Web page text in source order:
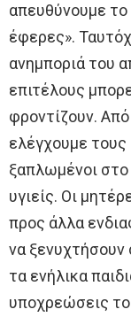
απευθύνουμε το
έφερες».
ανημποριά του
επιτέλους
φροντίζουν.
ελέγχουμε τους
ξαπλωμένοι στο
υγιείς. Οι
προς άλλα
να
τα ενήλικα
υποχρεώσεις